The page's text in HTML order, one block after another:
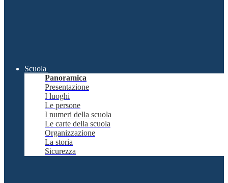
Scuola
Panoramica
Presentazione
I luoghi
Le persone
I numeri della scuola
Le carte della scuola
Organizzazione
La storia
Sicurezza